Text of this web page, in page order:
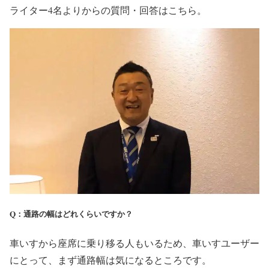
ライター4名よりからの質問・回答はこちら。
Q：通路の幅はどれくらいですか？
⾞いすから座席に乗り移る⼈もいるため、車いすユーザー
にとって、まず通路幅は気になるところです。